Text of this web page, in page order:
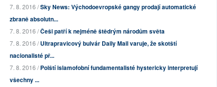
7. 8. 2016 /Sky News: Východoevropské gangy prodají automatické
zbraně absolutn...
7. 8. 2016 /Češi patří k nejméně štědrým národům světa
7. 8. 2016 /Ultrapravicový bulvár Daily Mail varuje, že skotští
nacionalisté př...
7. 8. 2016 /Polští islamofobní fundamentalisté hystericky interpretují
všechny ...